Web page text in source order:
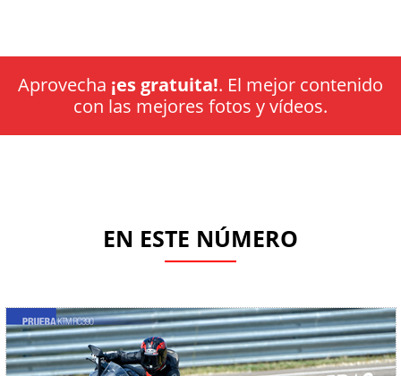
Aprovecha ¡es gratuita!. El mejor contenido
con las mejores fotos y vídeos.
EN ESTE NÚMERO